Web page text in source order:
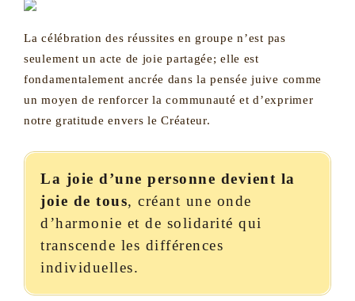
La célébration des réussites en groupe n’est pas
seulement un acte de joie partagée; elle est
fondamentalement ancrée dans la pensée juive comme
un moyen de renforcer la communauté et d’exprimer
notre gratitude envers le Créateur.
La joie d’une personne devient la
joie de tous, créant une onde
d’harmonie et de solidarité qui
transcende les différences
individuelles.